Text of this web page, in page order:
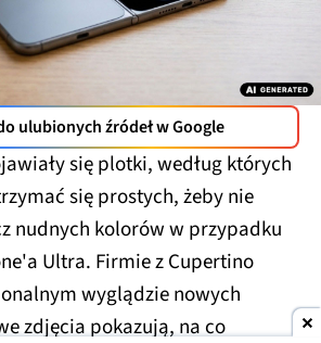
ulubionych źródeł w Google
się plotki, według których
się prostych, żeby nie
nudnych kolorów w przypadku
Ultra. Firmie z Cupertino
wyglądzie nowych
zdjęcia pokazują, na co